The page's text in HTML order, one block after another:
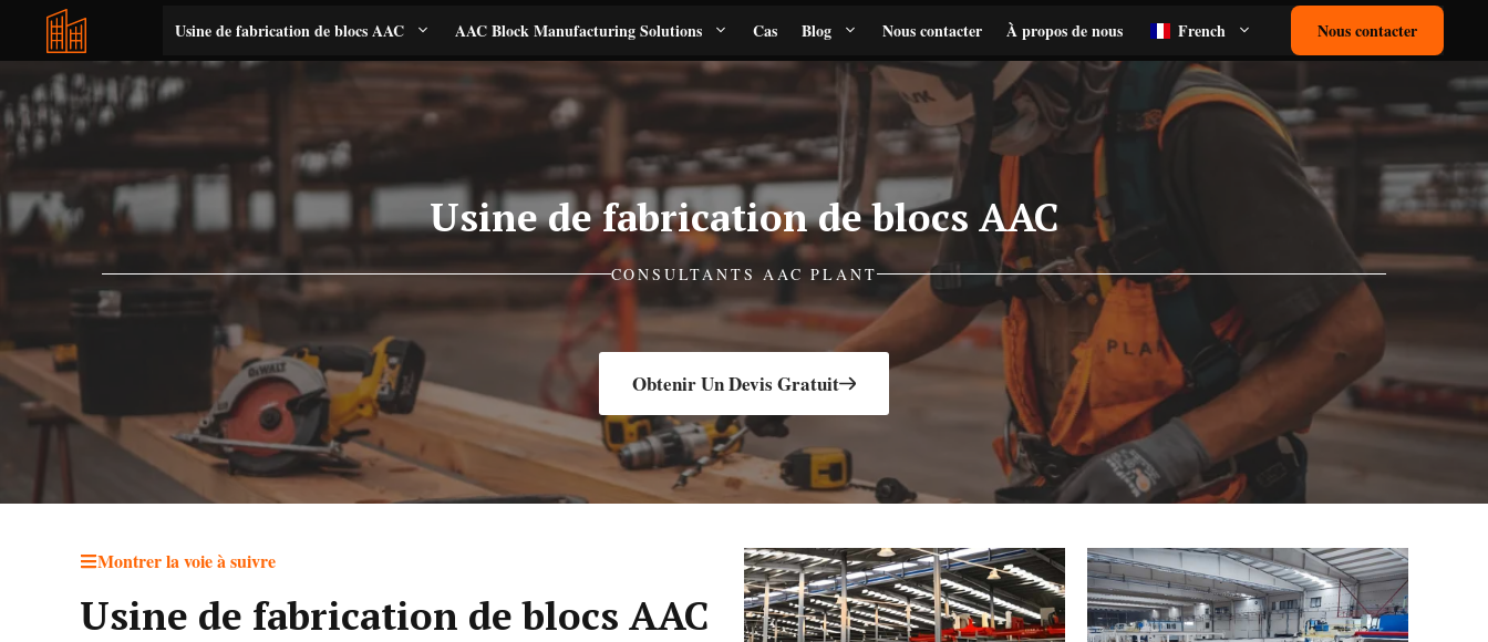
contenu
Usine de fabrication de blocs AAC AAC Block Manufacturing Solutions Cas Blog Nous contacter À propos de nous French Nous contacter
Usine de fabrication de blocs AAC
CONSULTANTS AAC PLANT
Obtenir Un Devis Gratuit
Montrer la voie à suivre
Usine de fabrication de blocs AAC